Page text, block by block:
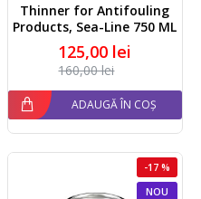
Thinner for Antifouling
Products, Sea-Line 750 ML
125,00 lei
160,00 lei
ADAUGĂ ÎN COȘ
NOU
-17 %